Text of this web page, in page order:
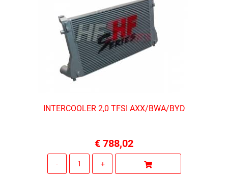
INTERCOOLER 2,0 TFSI AXX/BWA/BYD
€ 788,02